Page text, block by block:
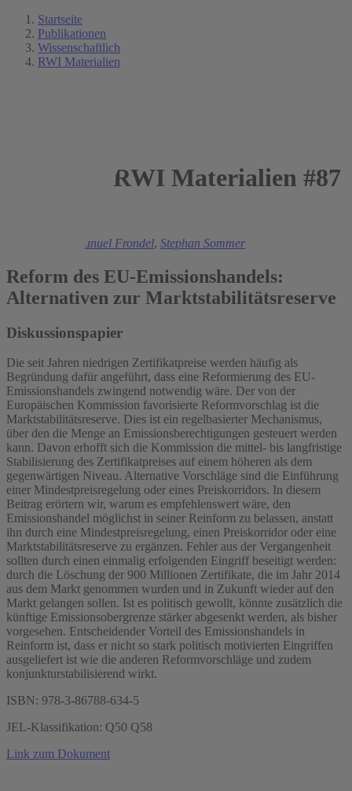
Startseite
Publikationen
Wissenschaftlich
RWI Materialien
RWI Materialien #87
Manuel Frondel, Stephan Sommer
Reform des EU-Emissionshandels:
Alternativen zur Marktstabilitätsreserve
Diskussionspapier
Die seit Jahren niedrigen Zertifikatpreise werden häufig als
Begründung dafür angeführt, dass eine Reformierung des EU-
Emissionshandels zwingend notwendig wäre. Der von der
Europäischen Kommission favorisierte Reformvorschlag ist die
Marktstabilitätsreserve. Dies ist ein regelbasierter Mechanismus,
über den die Menge an Emissionsberechtigungen gesteuert werden
kann. Davon erhofft sich die Kommission die mittel- bis langfristige
Stabilisierung des Zertifikatpreises auf einem höheren als dem
gegenwärtigen Niveau. Alternative Vorschläge sind die Einführung
einer Mindestpreisregelung oder eines Preiskorridors. In diesem
Beitrag erörtern wir, warum es empfehlenswert wäre, den
Emissionshandel möglichst in seiner Reinform zu belassen, anstatt
ihn durch eine Mindestpreisregelung, einen Preiskorridor oder eine
Marktstabilitätsreserve zu ergänzen. Fehler aus der Vergangenheit
sollten durch einen einmalig erfolgenden Eingriff beseitigt werden:
durch die Löschung der 900 Millionen Zertifikate, die im Jahr 2014
aus dem Markt genommen wurden und in Zukunft wieder auf den
Markt gelangen sollen. Ist es politisch gewollt, könnte zusätzlich die
künftige Emissionsobergrenze stärker abgesenkt werden, als bisher
vorgesehen. Entscheidender Vorteil des Emissionshandels in
Reinform ist, dass er nicht so stark politisch motivierten Eingriffen
ausgeliefert ist wie die anderen Reformvorschläge und zudem
konjunkturstabilisierend wirkt.
ISBN: 978-3-86788-634-5
JEL-Klassifikation: Q50 Q58
Link zum Dokument